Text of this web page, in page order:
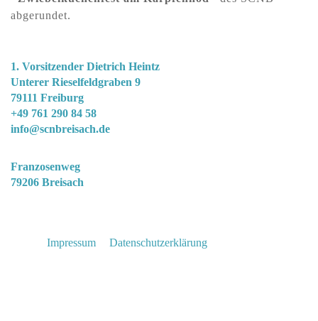
abgerundet.
1. Vorsitzender Dietrich Heintz
Unterer Rieselfeldgraben 9
79111 Freiburg
+49 761 290 84 58
info@scnbreisach.de
Franzosenweg
79206 Breisach
Impressum Datenschutzerklärung